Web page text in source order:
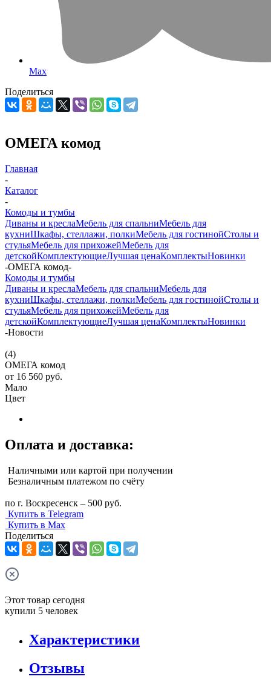
Max
Поделиться
ОМЕГА комод
Главная
-
Каталог
-
Комоды и тумбы
Диваны и креслаМебель для спальниМебель для
кухниШкафы, стеллажи, полкиМебель для гостинойСтолы и
стульяМебель для прихожейМебель для
детскойКомплектующиеЛучшая ценаКомплектыНовинки
-ОМЕГА комод-
Комоды и тумбы
Диваны и креслаМебель для спальниМебель для
кухниШкафы, стеллажи, полкиМебель для гостинойСтолы и
стульяМебель для прихожейМебель для
детскойКомплектующиеЛучшая ценаКомплектыНовинки
-Новости
(4)
ОМЕГА комод
от 16 560 руб.
Мало
Цвет
Оплата и доставка:
Наличными или картой при получении
Безналичным платежом по счёту
по г. Воскресенск – 500 руб.
Купить в Telegram
Купить в Max
Поделиться
Этот товар сегодня
купили 5 человек
Характеристики
Отзывы